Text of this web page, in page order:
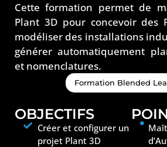
Cette formation permet de
Plant 3D pour concevoir des
modéliser des installations
générer automatiquement
et nomenclatures.
Formation Blended
OBJECTIFS
Créer et configurer un
projet Plant 3D